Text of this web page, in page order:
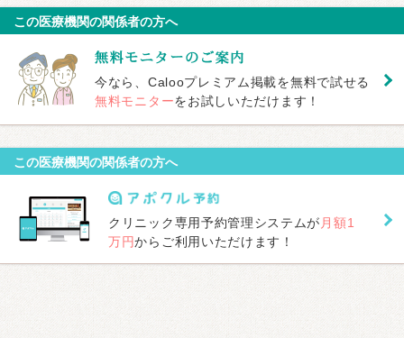
この医療機関の関係者の方へ
今なら、Calooプレミアム掲載を無料で試せる
無料モニターをお試しいただけます！
この医療機関の関係者の方へ
クリニック専用予約管理システムが 月額1
万円からご利用いただけます！